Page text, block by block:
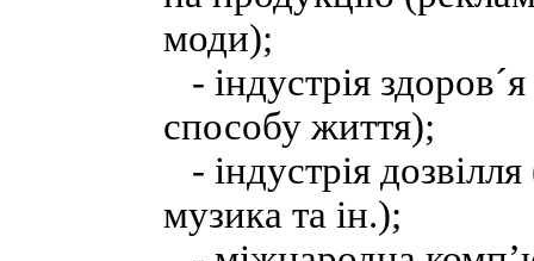
моди);
- індустрія
способу життя);
- індустрія
музика та ін.);